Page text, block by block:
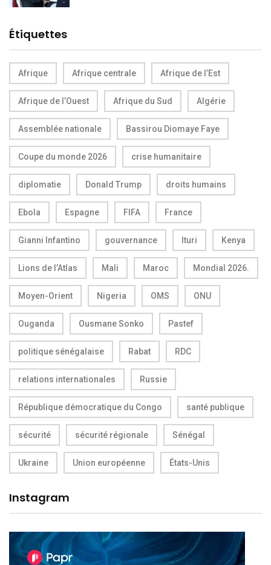
Étiquettes
Afrique Afrique centrale Afrique de l’Est
Afrique de l’Ouest Afrique du Sud Algérie
Assemblée nationale Bassirou Diomaye Faye
Coupe du monde 2026 crise humanitaire
diplomatie Donald Trump droits humains
Ebola Espagne FIFA France
Gianni Infantino gouvernance Ituri Kenya
Lions de l’Atlas Mali Maroc Mondial 2026.
Moyen-Orient Nigeria OMS ONU
Ouganda Ousmane Sonko Pastef
politique sénégalaise Rabat RDC
relations internationales Russie
République démocratique du Congo santé publique
sécurité sécurité régionale Sénégal
Ukraine Union européenne États-Unis
Instagram